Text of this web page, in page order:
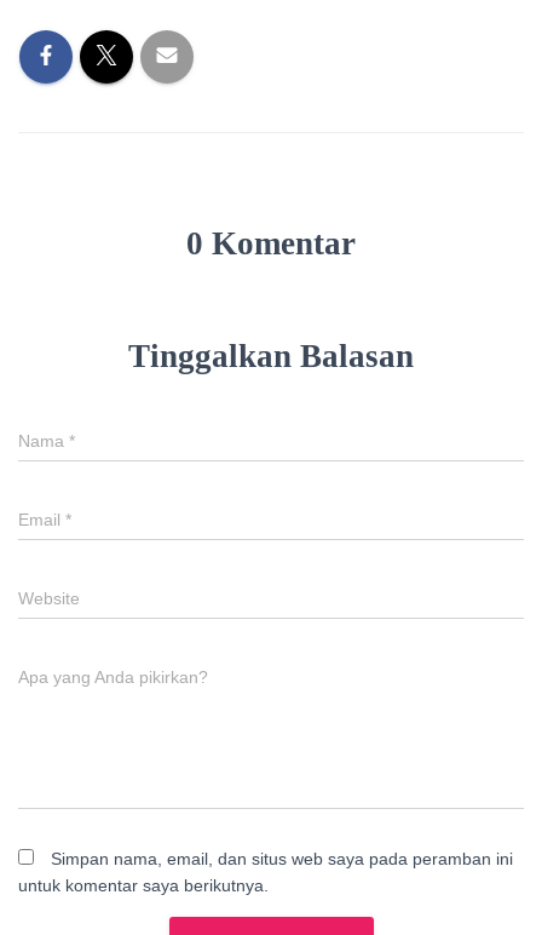
0 Komentar
Tinggalkan Balasan
Nama *
Email *
Website
Apa yang Anda pikirkan?
Simpan nama, email, dan situs web saya pada peramban ini
untuk komentar saya berikutnya.